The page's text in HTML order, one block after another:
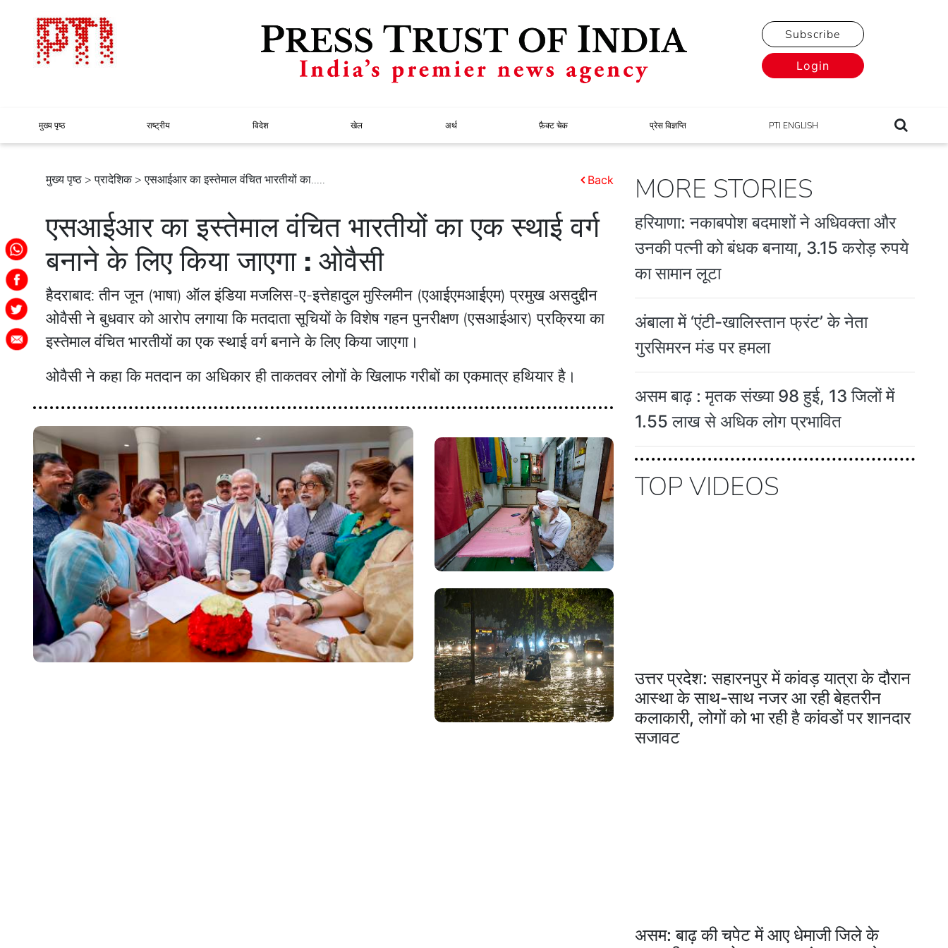
Subscribe
Login
मुख्य पृष्ठ राष्ट्रीय विदेश खेल अर्थ फ़ैक्ट चेक प्रेस विज्ञप्ति PTI ENGLISH
मुख्य पृष्ठ >प्रादेशिक> एसआईआर का इस्तेमाल वंचित भारतीयों का..... Back
एसआईआर का इस्तेमाल वंचित भारतीयों का एक स्थाई वर्ग
बनाने के लिए किया जाएगा : ओवैसी
हैदराबाद: तीन जून (भाषा) ऑल इंडिया मजलिस-ए-इत्तेहादुल मुस्लिमीन (एआईएमआईएम) प्रमुख असदुद्दीन
ओवैसी ने बुधवार को आरोप लगाया कि मतदाता सूचियों के विशेष गहन पुनरीक्षण (एसआईआर) प्रक्रिया का
इस्तेमाल वंचित भारतीयों का एक स्थाई वर्ग बनाने के लिए किया जाएगा।
ओवैसी ने कहा कि मतदान का अधिकार ही ताकतवर लोगों के खिलाफ गरीबों का एकमात्र हथियार है।
MORE STORIES
हरियाणा: नकाबपोश बदमाशों ने अधिवक्ता और
उनकी पत्नी को बंधक बनाया, 3.15 करोड़ रुपये
का सामान लूटा
अंबाला में ‘एंटी-खालिस्तान फ्रंट’ के नेता
गुरसिमरन मंड पर हमला
असम बाढ़ : मृतक संख्या 98 हुई, 13 जिलों में
1.55 लाख से अधिक लोग प्रभावित
TOP VIDEOS
उत्तर प्रदेश: सहारनपुर में कांवड़ यात्रा के दौरान
आस्था के साथ-साथ नजर आ रही बेहतरीन
कलाकारी, लोगों को भा रही है कांवडों पर शानदार
सजावट
असम: बाढ़ की चपेट में आए धेमाजी जिले के